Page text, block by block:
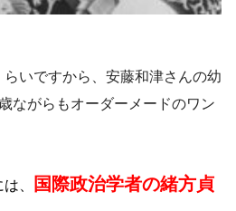
いですから、安藤和津さんの幼
ながらもオーダーメードのワン
、
国際政治学者の緒方貞